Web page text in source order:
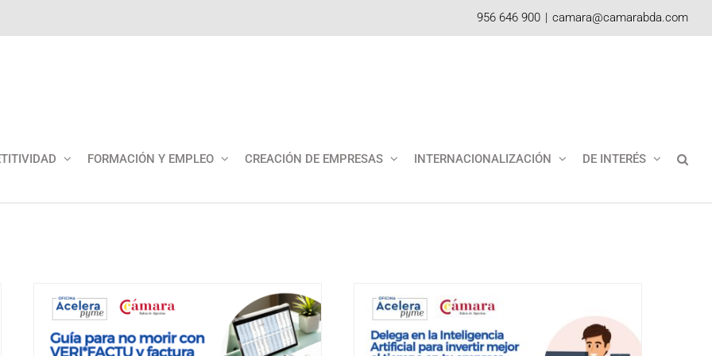
956 646 900 | camara@camarabda.com
FORMACIÓN Y EMPLEO CREACIÓN DE EMPRESAS INTERNACIONALIZACIÓN DE INTERÉS